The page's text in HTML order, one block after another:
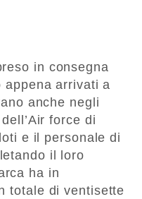
in consegna
arrivati a
anche negli
force di
e il personale di
il loro
ha in
totale di ventisette